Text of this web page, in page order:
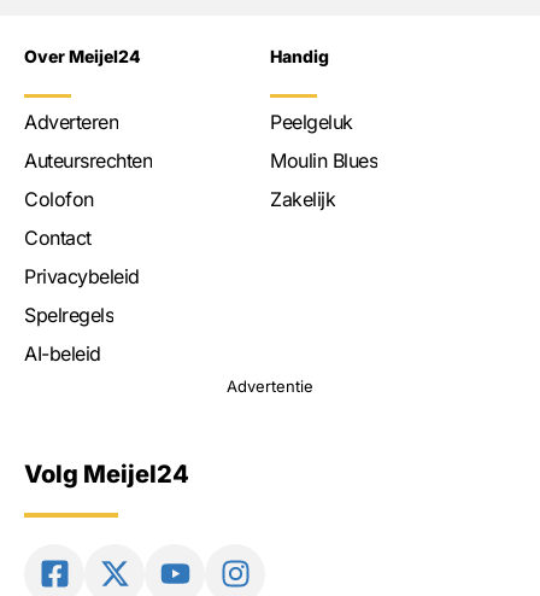
Over Meijel24
Adverteren
Auteursrechten
Colofon
Contact
Privacybeleid
Spelregels
AI-beleid
Handig
Peelgeluk
Moulin Blues
Zakelijk
Advertentie
Volg Meijel24